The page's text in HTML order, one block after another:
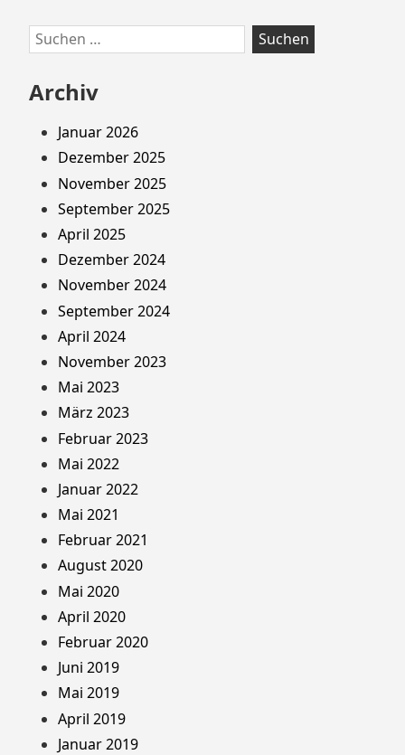
Suchen
nach:
Archiv
Januar 2026
Dezember 2025
November 2025
September 2025
April 2025
Dezember 2024
November 2024
September 2024
April 2024
November 2023
Mai 2023
März 2023
Februar 2023
Mai 2022
Januar 2022
Mai 2021
Februar 2021
August 2020
Mai 2020
April 2020
Februar 2020
Juni 2019
Mai 2019
April 2019
Januar 2019